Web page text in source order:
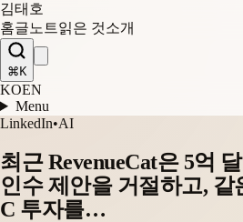
김태호
홈글 노트읽은 것소개
⌘K
KOEN
Menu
LinkedIn•AI
최근 RevenueCat은 5억
인수 제안을 거절하고,
C 투자를…